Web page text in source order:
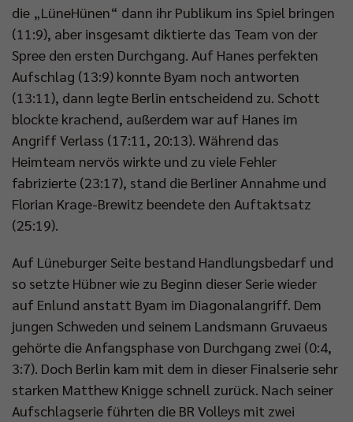
die „LüneHünen“ dann ihr Publikum ins Spiel bringen
(11:9), aber insgesamt diktierte das Team von der
Spree den ersten Durchgang. Auf Hanes perfekten
Aufschlag (13:9) konnte Byam noch antworten
(13:11), dann legte Berlin entscheidend zu. Schott
blockte krachend, außerdem war auf Hanes im
Angriff Verlass (17:11, 20:13). Während das
Heimteam nervös wirkte und zu viele Fehler
fabrizierte (23:17), stand die Berliner Annahme und
Florian Krage-Brewitz beendete den Auftaktsatz
(25:19).
Auf Lüneburger Seite bestand Handlungsbedarf und
so setzte Hübner wie zu Beginn dieser Serie wieder
auf Enlund anstatt Byam im Diagonalangriff. Dem
jungen Schweden und seinem Landsmann Gruvaeus
gehörte die Anfangsphase von Durchgang zwei (0:4,
3:7). Doch Berlin kam mit dem in dieser Finalserie sehr
starken Matthew Knigge schnell zurück. Nach seiner
Aufschlagserie führten die BR Volleys mit zwei